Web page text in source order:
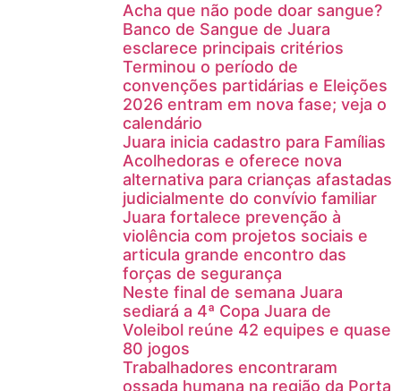
Acha que não pode doar sangue?
Banco de Sangue de Juara
esclarece principais critérios
Terminou o período de
convenções partidárias e Eleições
2026 entram em nova fase; veja o
calendário
Juara inicia cadastro para Famílias
Acolhedoras e oferece nova
alternativa para crianças afastadas
judicialmente do convívio familiar
Juara fortalece prevenção à
violência com projetos sociais e
articula grande encontro das
forças de segurança
Neste final de semana Juara
sediará a 4ª Copa Juara de
Voleibol reúne 42 equipes e quase
80 jogos
Trabalhadores encontraram
ossada humana na região da Porta